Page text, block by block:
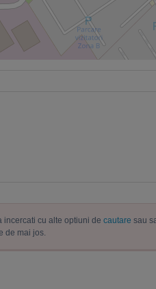
incercati cu alte optiuni de cautare sau
de mai jos.